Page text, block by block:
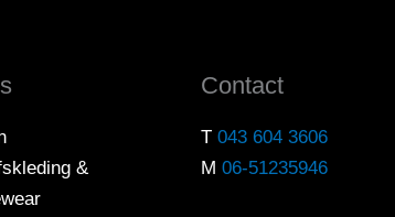
&
Contact
T 043 604 3606
M 06-51235946